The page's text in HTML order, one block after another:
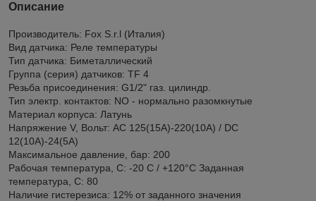
Описание
Производитель: Fox S.r.l (Италия)
Вид датчика: Реле температуры
Тип датчика: Биметаллический
Группа (серия) датчиков: TF 4
Резьба присоединения: G1/2" газ. цилиндр.
Тип электр. контактов: NO - нормально разомкнутые
Материал корпуса: Латунь
Напряжение V, Вольт: AC 125(15A)-220(10A) / DC
12(10A)-24(5A)
Максимальное давление, бар: 200
Рабочая температура, С: -20 С / +120°C Заданная
температура, С: 80
Наличие гистерезиса: 12% от заданного значения